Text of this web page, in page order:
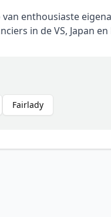
enthousiaste
in de VS, Japan en
Fairlady